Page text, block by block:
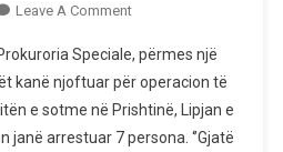
Leave A CommentOn
I
Madh:
Arrestohen
7
Speciale, përmes një
kanë njoftuar për operacion të
e sotme në Prishtinë, Lipjan e
janë arrestuar 7 persona. ‘’Gjatë